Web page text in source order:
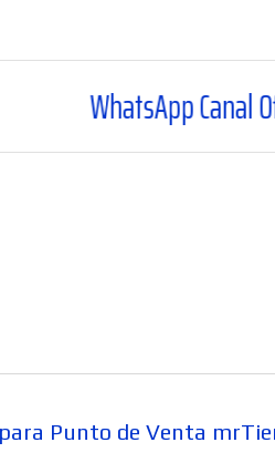
WhatsApp Canal Oficial
Punto de Venta